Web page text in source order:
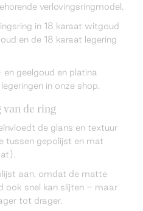
verlovingsringmodel.
in 18 karaat witgoud
en de 18 karaat legering
geelgoud en platina
in onze shop.
van de ring
de glans en textuur
tussen gepolijst en mat
aan, omdat de matte
ook snel kan slijten - maar
tot drager.